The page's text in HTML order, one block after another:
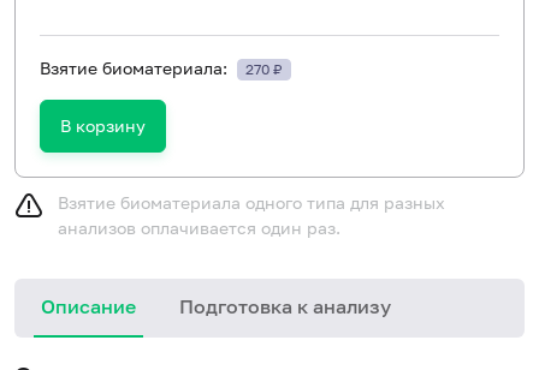
Взятие биоматериала: 270 ₽
В корзину
Взятие биоматериала одного типа для разных
анализов оплачивается один раз.
Описание Подготовка к анализу